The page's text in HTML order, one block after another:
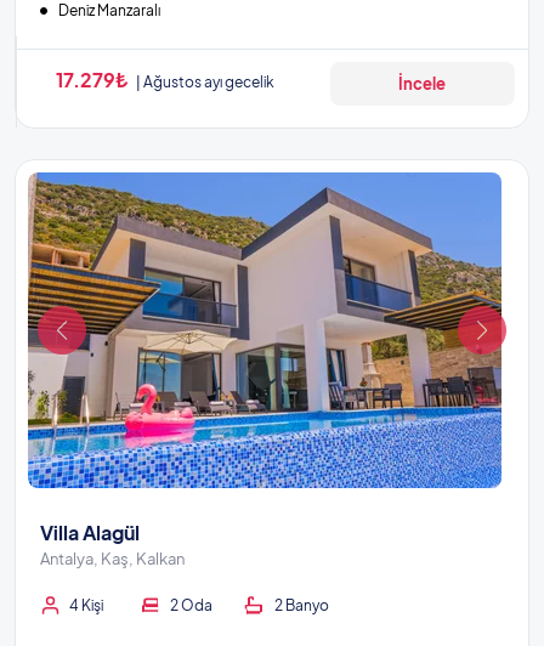
Deniz Manzaralı
17.279₺ Ağustos ayı gecelik İncele
Villa Alagül
Antalya, Kaş, Kalkan
4 Kişi 2 Oda 2 Banyo